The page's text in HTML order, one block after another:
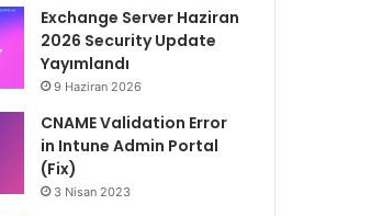
Exchange Server Haziran
2026 Security Update
Yayımlandı
9 Haziran 2026
CNAME Validation Error
in Intune Admin Portal
(Fix)
3 Nisan 2023